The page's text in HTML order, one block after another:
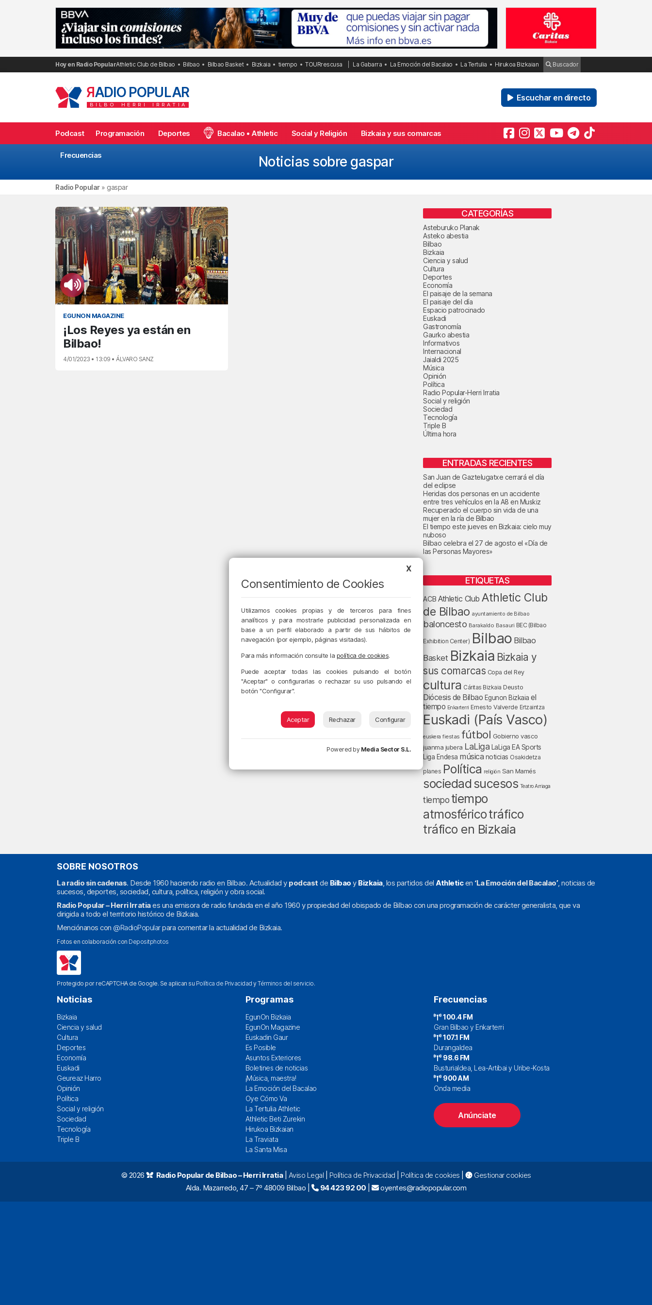
Hoy en Radio PopularAthletic Club de Bilbao Bilbao Bilbao Basket Bizkaia tiempo TOURrescusa La Gabarra La Emoción del Bacalao La Tertulia Hirukoa Bizkaian Buscador
RADIO POPULAR
BILBO HERRI IRRATIA
Escuchar en directo
Podcast Programación Deportes Bacalao • Athletic Social y Religión Bizkaia y sus comarcas
Frecuencias Noticias sobre gaspar
Radio Popular» gaspar
EGUNON MAGAZINE
¡Los Reyes ya están en
Bilbao!
4/01/2023 • 13:09 • ÁLVARO SANZ
CATEGORÍAS
Asteburuko Planak
Asteko abestia
Bilbao
Bizkaia
Ciencia y salud
Cultura
Deportes
Economía
El paisaje de la semana
El paisaje del día
Espacio patrocinado
Euskadi
Gastronomía
Gaurko abestia
Informativos
Internacional
Jaialdi 2025
Música
Opinión
Política
Radio Popular-Herri Irratia
Social y religión
Sociedad
Tecnología
Triple B
Última hora
ENTRADAS RECIENTES
San Juan de Gaztelugatxe cerrará el día
del eclipse
Heridas dos personas en un accidente
entre tres vehículos en la A8 en Muskiz
Recuperado el cuerpo sin vida de una
mujer en la ría de Bilbao
El tiempo este jueves en Bizkaia: cielo muy
nuboso
Bilbao celebra el 27 de agosto el «Día de
las Personas Mayores»
ETIQUETAS
ACB Athletic Club Athletic Club
de Bilbao ayuntamiento de Bilbao
baloncesto Barakaldo Basauri BEC (Bilbao
Exhibition Center) Bilbao Bilbao
Basket Bizkaia Bizkaia y
sus comarcas Copa del Rey
cultura Cáritas Bizkaia Deusto
Diócesis de Bilbao Egunon Bizkaia el
tiempo Enkarterri Ernesto Valverde Ertzaintza
Euskadi (País Vasco)
euskera fiestas fútbol Gobierno vasco
juanma jubera LaLiga LaLiga EA Sports
Liga Endesa música noticias Osakidetza
planes Política religión San Mamés
sociedad sucesos Teatro Arriaga
tiempo tiempo
atmosféricotráfico
tráfico en Bizkaia
SOBRE NOSOTROS
La radio sin cadenas. Desde 1960 haciendo radio en Bilbao. Actualidad y podcast de Bilbao y Bizkaia, los partidos del Athleticen ‘La Emoción del Bacalao’, noticias de
sucesos, deportes, sociedad, cultura, política, religión y obra social.
Radio Popular – Herri Irratiaes una emisora de radio fundada en el año 1960 y propiedad del obispado de Bilbao con una programación de carácter generalista, que va
dirigida a todo el territorio histórico de Bizkaia.
Menciónanos con @RadioPopularpara comentar la actualidad de Bizkaia.
Fotos en colaboración con Depositphotos
Protegido por reCAPTCHA de Google. Se aplican su Política de Privacidad yTérminos del servicio.
Noticias
Bizkaia
Ciencia y salud
Cultura
Deportes
Economía
Euskadi
Geureaz Harro
Opinión
Política
Social y religión
Sociedad
Tecnología
Triple B
Programas
EgunOn Bizkaia
EgunOn Magazine
Euskadin Gaur
Es Posible
Asuntos Exteriores
Boletines de noticias
¡Música, maestra!
La Emoción del Bacalao
Oye Cómo Va
La Tertulia Athletic
Athletic Beti Zurekin
Hirukoa Bizkaian
La Traviata
La Santa Misa
Frecuencias
100.4 FM
Gran Bilbao y Enkarterri
107.1 FM
Durangaldea
98.6 FM
Busturialdea, Lea-Artibai y Uribe-Kosta
900 AM
Onda media
Anúnciate
© 2026 Radio Popular de Bilbao – Herri Irratia| Aviso Legal Política de Privacidad Política de cookies
Gestionar cookies
Alda. Mazarredo, 47 – 7º 48009 Bilbao |
94 423 92 00 | oyentes@radiopopular.com
X
Consentimiento de Cookies
Utilizamos cookies propias y de terceros para fines
analíticos y para mostrarle publicidad personalizada en
base a un perfil elaborado a partir de sus hábitos de
navegación (por ejemplo, páginas visitadas).
Para más información consulte la política de cookies.
Puede aceptar todas las cookies pulsando el botón
"Aceptar" o configurarlas o rechazar su uso pulsando el
botón "Configurar".
Aceptar Rechazar Configurar
Powered by Media Sector S.L.